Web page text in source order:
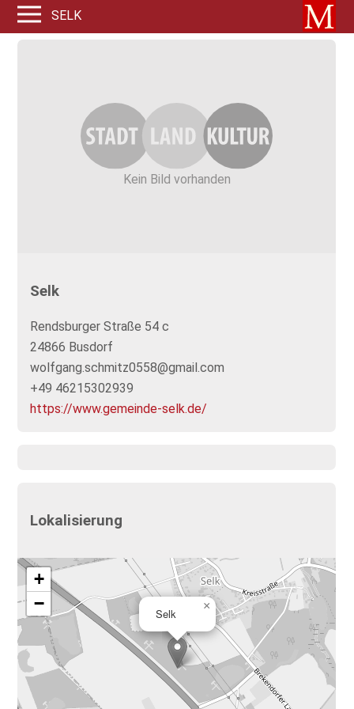
SELK
Kein Bild vorhanden
Selk
Rendsburger Straße 54 c
24866 Busdorf
wolfgang.schmitz0558@gmail.com
+49 46215302939
https://www.gemeinde-selk.de/
Lokalisierung
Selk
×
+
−